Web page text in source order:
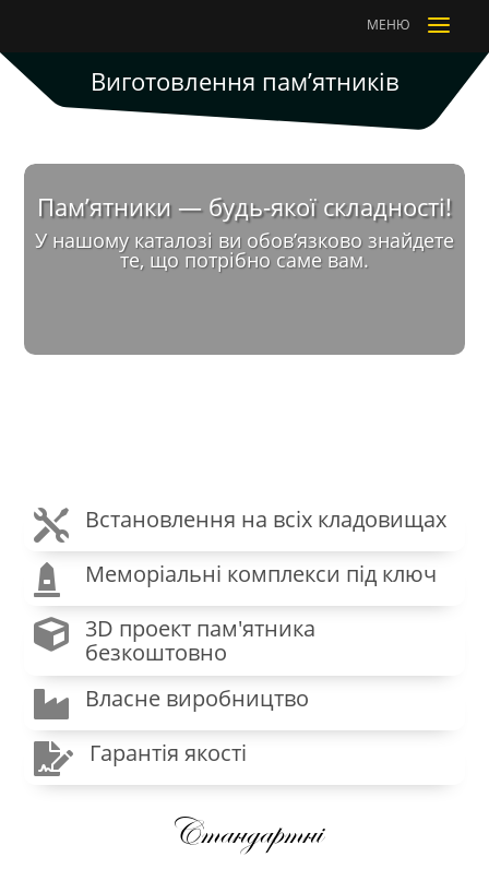
МЕНЮ a
Виготовлення пам’ятників
Пам’ятники — будь-якої складності!
У нашому каталозі ви обов’язково знайдете
те, що потрібно саме вам.
 Встановлення на всіх кладовищах
 Меморіальні комплекси під ключ

3D проект пам'ятника
безкоштовно
 Власне виробництво
 Гарантія якості
Стандартні